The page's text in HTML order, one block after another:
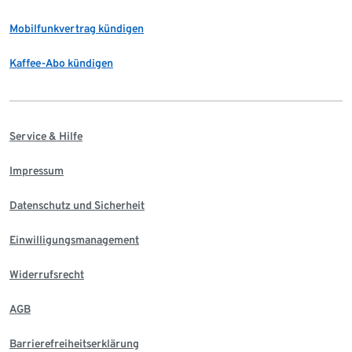
Mobilfunkvertrag kündigen
Kaffee-Abo kündigen
Service & Hilfe
Impressum
Datenschutz und Sicherheit
Einwilligungsmanagement
Widerrufsrecht
AGB
Barrierefreiheitserklärung